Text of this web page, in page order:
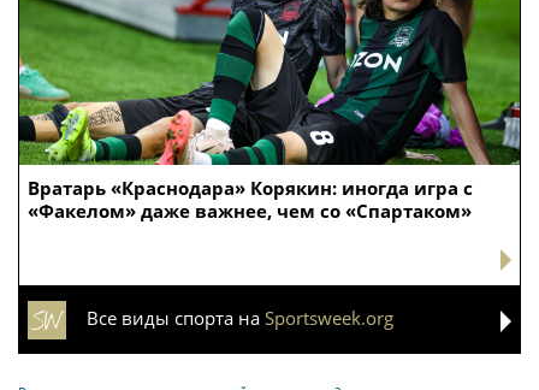
Вратарь «Краснодара» Корякин: иногда игра с
«Факелом» даже важнее, чем со «Спартаком»
Все виды спорта на Sportsweek.org